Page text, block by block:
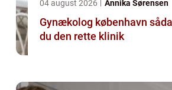
04 august 2026 Annika Sørensen
Gynækolog københavn sådan vælger
du den rette klinik